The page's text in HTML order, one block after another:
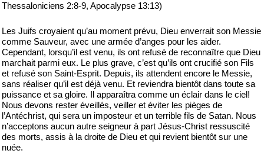
Thessaloniciens 2:8-9, Apocalypse 13:13)
Les Juifs croyaient qu’au moment prévu, Dieu enverrait son Messie
comme Sauveur, avec une armée d’anges pour les aider.
Cependant, lorsqu’il est venu, ils ont refusé de reconnaître que Dieu
marchait parmi eux. Le plus grave, c’est qu’ils ont crucifié son Fils
et refusé son Saint-Esprit. Depuis, ils attendent encore le Messie,
sans réaliser qu’il est déjà venu. Et reviendra bientôt dans toute sa
puissance et sa gloire. Il apparaîtra comme un éclair dans le ciel!
Nous devons rester éveillés, veiller et éviter les pièges de
l’Antéchrist, qui sera un imposteur et un terrible fils de Satan. Nous
n’acceptons aucun autre seigneur à part Jésus-Christ ressuscité
des morts, assis à la droite de Dieu et qui revient bientôt sur une
nuée.